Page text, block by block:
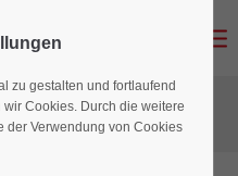
zu gestalten und fortlaufend
Cookies. Durch die weitere
der Verwendung von Cookies